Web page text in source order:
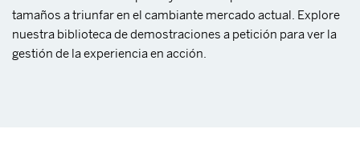
tamaños a triunfar en el cambiante mercado actual. Explore
nuestra biblioteca de demostraciones a petición para ver la
gestión de la experiencia en acción.